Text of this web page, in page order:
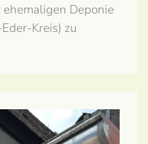
Deponie
Kreis) zu